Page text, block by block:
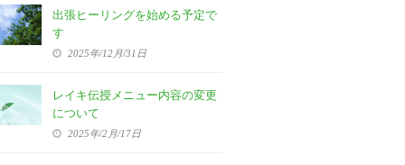
出張ヒーリングを始める予定で
す
2025年/12月/31日
レイキ伝授メニュー内容の変更
について
2025年/2月/17日